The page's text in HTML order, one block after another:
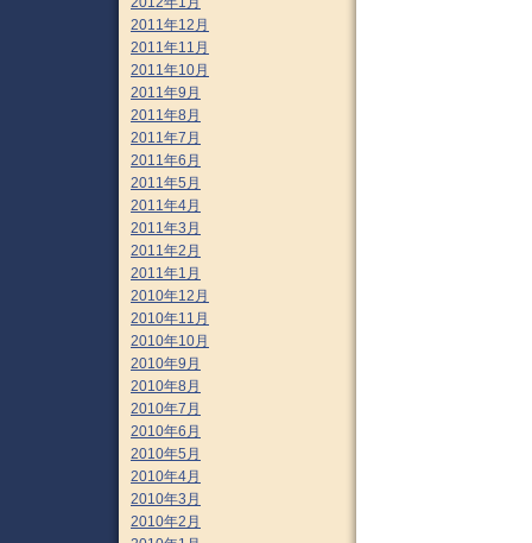
2011年12月
2011年11月
2011年10月
2011年9月
2011年8月
2011年7月
2011年6月
2011年5月
2011年4月
2011年3月
2011年2月
2011年1月
2010年12月
2010年11月
2010年10月
2010年9月
2010年8月
2010年7月
2010年6月
2010年5月
2010年4月
2010年3月
2010年2月